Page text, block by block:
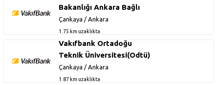
Bakanlığı Ankara Bağlı
Çankaya / Ankara
1.75 km uzaklıkta
Vakıfbank Ortadoğu
Teknik Üniversitesi(Odtü)
Çankaya / Ankara
1.87 km uzaklıkta